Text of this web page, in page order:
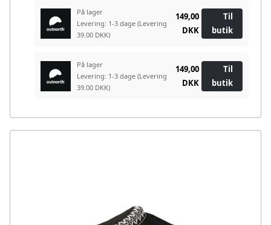
På lager
Levering: 1-3 dage (Levering
39.00 DKK)
149,00
DKK
Til
butik
På lager
Levering: 1-3 dage (Levering
39.00 DKK)
149,00
DKK
Til
butik